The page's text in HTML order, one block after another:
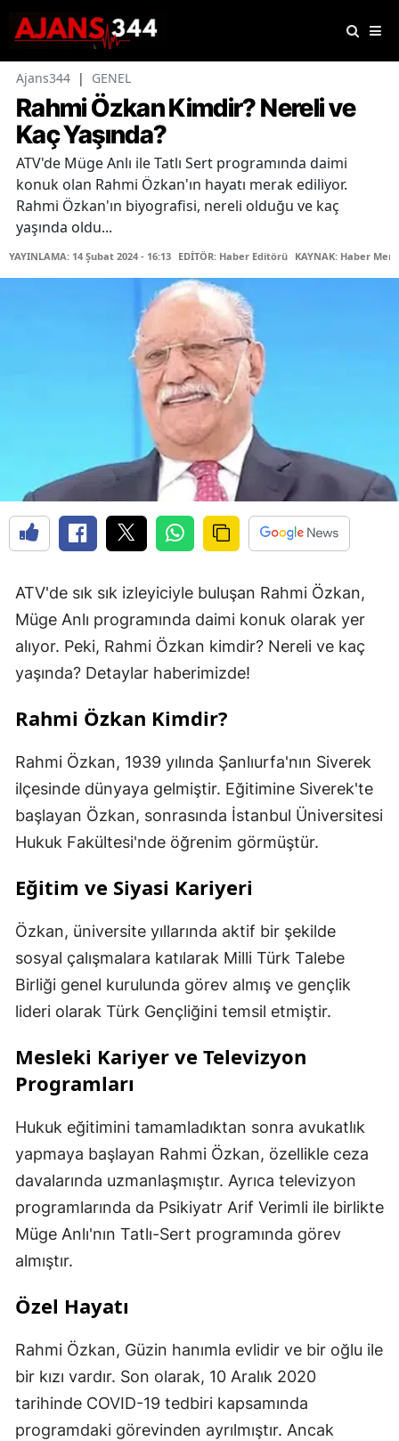
Ajans344 | GENEL
Rahmi Özkan Kimdir? Nereli ve
Kaç Yaşında?
ATV'de Müge Anlı ile Tatlı Sert programında daimi
konuk olan Rahmi Özkan'ın hayatı merak ediliyor.
Rahmi Özkan'ın biyografisi, nereli olduğu ve kaç
yaşında oldu...
YAYINLAMA: 14 Şubat 2024 - 16:13 EDİTÖR: Haber Editörü KAYNAK: Haber
ATV'de sık sık izleyiciyle buluşan Rahmi Özkan,
Müge Anlı programında daimi konuk olarak yer
alıyor. Peki, Rahmi Özkan kimdir? Nereli ve kaç
yaşında? Detaylar haberimizde!
Rahmi Özkan Kimdir?
Rahmi Özkan, 1939 yılında Şanlıurfa'nın Siverek
ilçesinde dünyaya gelmiştir. Eğitimine Siverek'te
başlayan Özkan, sonrasında İstanbul Üniversitesi
Hukuk Fakültesi'nde öğrenim görmüştür.
Eğitim ve Siyasi Kariyeri
Özkan, üniversite yıllarında aktif bir şekilde
sosyal çalışmalara katılarak Milli Türk Talebe
Birliği genel kurulunda görev almış ve gençlik
lideri olarak Türk Gençliğini temsil etmiştir.
Mesleki Kariyer ve Televizyon
Programları
Hukuk eğitimini tamamladıktan sonra avukatlık
yapmaya başlayan Rahmi Özkan, özellikle ceza
davalarında uzmanlaşmıştır. Ayrıca televizyon
programlarında da Psikiyatr Arif Verimli ile birlikte
Müge Anlı'nın Tatlı-Sert programında görev
almıştır.
Özel Hayatı
Rahmi Özkan, Güzin hanımla evlidir ve bir oğlu ile
bir kızı vardır. Son olarak, 10 Aralık 2020
tarihinde COVID-19 tedbiri kapsamında
programdaki görevinden ayrılmıştır. Ancak